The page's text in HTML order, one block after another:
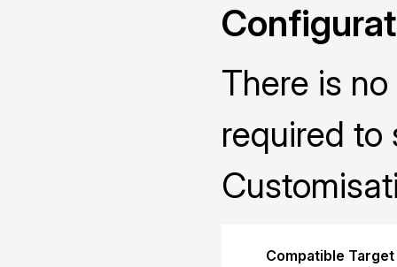
There is
required to
Compatible